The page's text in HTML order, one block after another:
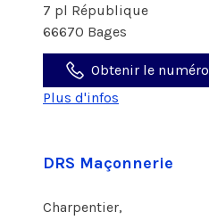
7 pl République
66670 Bages
Obtenir le numéro
Plus d'infos
DRS Maçonnerie
Charpentier,